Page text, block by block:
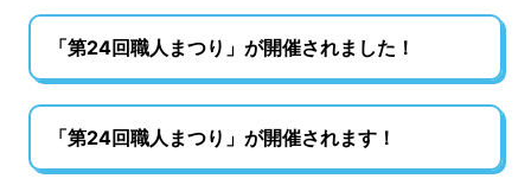
「第24回職人まつり」が開催されました！
「第24回職人まつり」が開催されます！